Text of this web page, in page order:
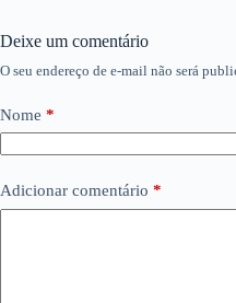
Deixe um comentário
O seu endereço de e-mail não será
Nome *
Adicionar comentário *